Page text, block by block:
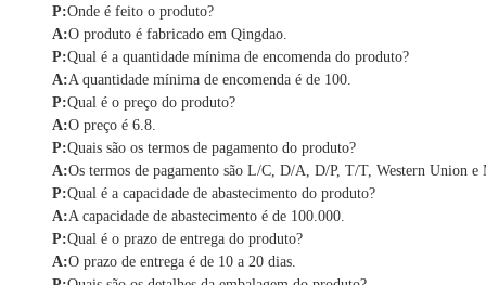
P:Onde é feito o produto?
A:O produto é fabricado em Qingdao.
P:Qual é a quantidade mínima de encomenda do produto?
A:A quantidade mínima de encomenda é de 100.
P:Qual é o preço do produto?
A:O preço é 6.8.
P:Quais são os termos de pagamento do produto?
A:Os termos de pagamento são L/C, D/A, D/P, T/T, Western Union e
P:Qual é a capacidade de abastecimento do produto?
A:A capacidade de abastecimento é de 100.000.
P:Qual é o prazo de entrega do produto?
A:O prazo de entrega é de 10 a 20 dias.